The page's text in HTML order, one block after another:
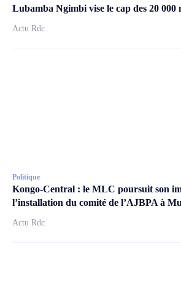
Lubamba Ngimbi vise le cap des 20 000
Actu Rdc
Politique
Kongo-Central : le MLC poursuit son
l’installation du comité de l’AJBPA à
Actu Rdc